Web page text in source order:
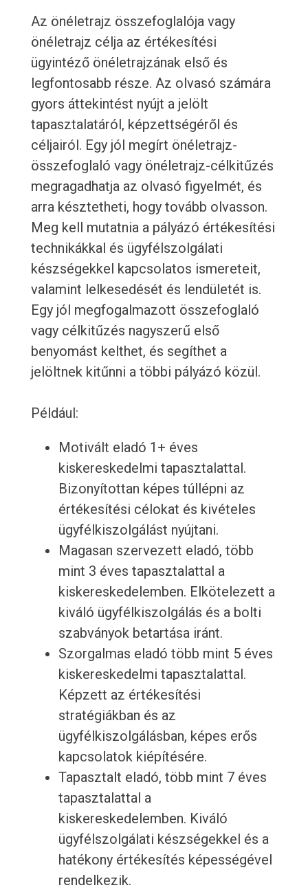
Az önéletrajz összefoglalója vagy
önéletrajz célja az értékesítési
ügyintéző önéletrajzának első és
legfontosabb része. Az olvasó számára
gyors áttekintést nyújt a jelölt
tapasztalatáról, képzettségéről és
céljairól. Egy jól megírt önéletrajz-
összefoglaló vagy önéletrajz-célkitűzés
megragadhatja az olvasó figyelmét, és
arra késztetheti, hogy tovább olvasson.
Meg kell mutatnia a pályázó értékesítési
technikákkal és ügyfélszolgálati
készségekkel kapcsolatos ismereteit,
valamint lelkesedését és lendületét is.
Egy jól megfogalmazott összefoglaló
vagy célkitűzés nagyszerű első
benyomást kelthet, és segíthet a
jelöltnek kitűnni a többi pályázó közül.
Például:
Motivált eladó 1+ éves
kiskereskedelmi tapasztalattal.
Bizonyítottan képes túllépni az
értékesítési célokat és kivételes
ügyfélkiszolgálást nyújtani.
Magasan szervezett eladó, több
mint 3 éves tapasztalattal a
kiskereskedelemben. Elkötelezett a
kiváló ügyfélkiszolgálás és a bolti
szabványok betartása iránt.
Szorgalmas eladó több mint 5 éves
kiskereskedelmi tapasztalattal.
Képzett az értékesítési
stratégiákban és az
ügyfélkiszolgálásban, képes erős
kapcsolatok kiépítésére.
Tapasztalt eladó, több mint 7 éves
tapasztalattal a
kiskereskedelemben. Kiváló
ügyfélszolgálati készségekkel és a
hatékony értékesítés képességével
rendelkezik.